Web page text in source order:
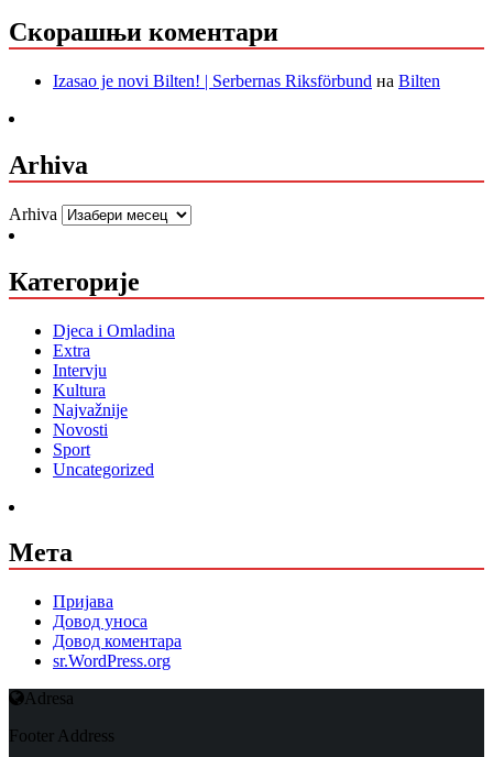
Скорашњи коментари
Izasao je novi Bilten! | Serbernas Riksförbund на Bilten
Arhiva
Arhiva
Категорије
Djeca i Omladina
Extra
Intervju
Kultura
Najvažnije
Novosti
Sport
Uncategorized
Мета
Пријава
Довод уноса
Довод коментара
sr.WordPress.org
Adresa
Footer Address